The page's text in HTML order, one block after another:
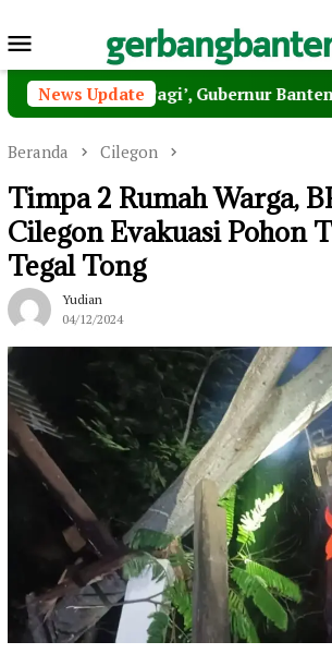
ke
Menu
Mobile
News Update
Pagi’, Gubernur Banten Andra
Beranda Cilegon
Timpa 2 Rumah Warga,
Cilegon Evakuasi Pohon
Tegal Tong
Yudian
04/12/2024